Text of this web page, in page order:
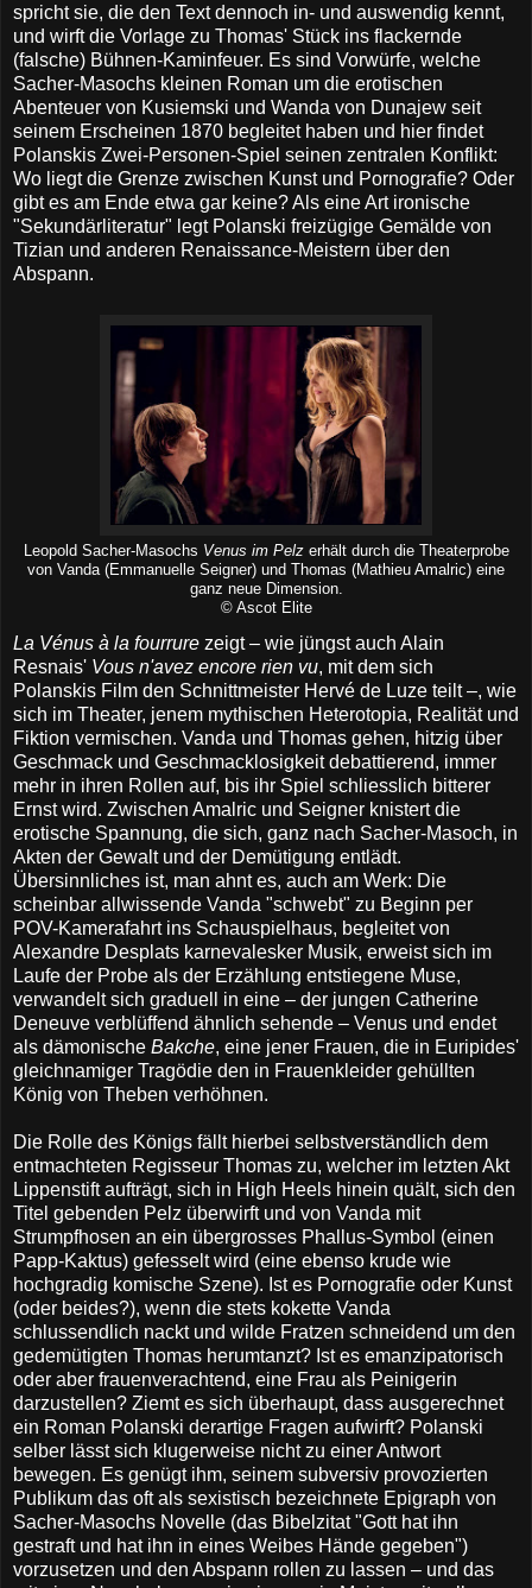
spricht sie, die den Text dennoch in- und auswendig kennt,
und wirft die Vorlage zu Thomas' Stück ins flackernde
(falsche) Bühnen-Kaminfeuer. Es sind Vorwürfe, welche
Sacher-Masochs kleinen Roman um die erotischen
Abenteuer von Kusiemski und Wanda von Dunajew seit
seinem Erscheinen 1870 begleitet haben und hier findet
Polanskis Zwei-Personen-Spiel seinen zentralen Konflikt:
Wo liegt die Grenze zwischen Kunst und Pornografie? Oder
gibt es am Ende etwa gar keine? Als eine Art ironische
"Sekundärliteratur" legt Polanski freizügige Gemälde von
Tizian und anderen Renaissance-Meistern über den
Abspann.
Leopold Sacher-Masochs Venus im Pelzerhält durch die Theaterprobe
von Vanda (Emmanuelle Seigner) und Thomas (Mathieu Amalric) eine
ganz neue Dimension.
© Ascot Elite
La Vénus à la fourrure zeigt – wie jüngst auch Alain
Resnais' Vous n'avez encore rien vu, mit dem sich
Polanskis Film den Schnittmeister Hervé de Luze teilt –, wie
sich im Theater, jenem mythischen Heterotopia, Realität und
Fiktion vermischen. Vanda und Thomas gehen, hitzig über
Geschmack und Geschmacklosigkeit debattierend, immer
mehr in ihren Rollen auf, bis ihr Spiel schliesslich bitterer
Ernst wird. Zwischen Amalric und Seigner knistert die
erotische Spannung, die sich, ganz nach Sacher-Masoch, in
Akten der Gewalt und der Demütigung entlädt.
Übersinnliches ist, man ahnt es, auch am Werk: Die
scheinbar allwissende Vanda "schwebt" zu Beginn per
POV-Kamerafahrt ins Schauspielhaus, begleitet von
Alexandre Desplats karnevalesker Musik, erweist sich im
Laufe der Probe als der Erzählung entstiegene Muse,
verwandelt sich graduell in eine – der jungen Catherine
Deneuve verblüffend ähnlich sehende – Venus und endet
als dämonische Bakche, eine jener Frauen, die in Euripides'
gleichnamiger Tragödie den in Frauenkleider gehüllten
König von Theben verhöhnen.
Die Rolle des Königs fällt hierbei selbstverständlich dem
entmachteten Regisseur Thomas zu, welcher im letzten Akt
Lippenstift aufträgt, sich in High Heels hinein quält, sich den
Titel gebenden Pelz überwirft und von Vanda mit
Strumpfhosen an ein übergrosses Phallus-Symbol (einen
Papp-Kaktus) gefesselt wird (eine ebenso krude wie
hochgradig komische Szene). Ist es Pornografie oder Kunst
(oder beides?), wenn die stets kokette Vanda
schlussendlich nackt und wilde Fratzen schneidend um den
gedemütigten Thomas herumtanzt? Ist es emanzipatorisch
oder aber frauenverachtend, eine Frau als Peinigerin
darzustellen? Ziemt es sich überhaupt, dass ausgerechnet
ein Roman Polanski derartige Fragen aufwirft? Polanski
selber lässt sich klugerweise nicht zu einer Antwort
bewegen. Es genügt ihm, seinem subversiv provozierten
Publikum das oft als sexistisch bezeichnete Epigraph von
Sacher-Masochs Novelle (das Bibelzitat "Gott hat ihn
gestraft und hat ihn in eines Weibes Hände gegeben")
vorzusetzen und den Abspann rollen zu lassen – und das